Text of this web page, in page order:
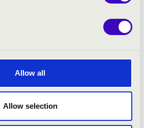
Allow all
Allow selection
rövidfilmeknek írt zenét.
együttműködéseihez sorolható a
és a University of York
film és televízió szaka. Felkéréseket
az Allegro Vivo Kamarazene